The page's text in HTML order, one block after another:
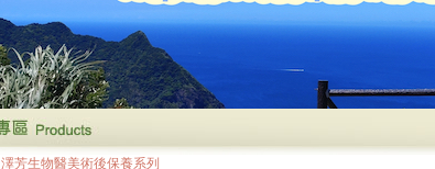
澤芳生物醫美術後保養系列